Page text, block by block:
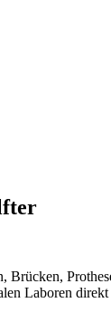
Brücken,
Laboren